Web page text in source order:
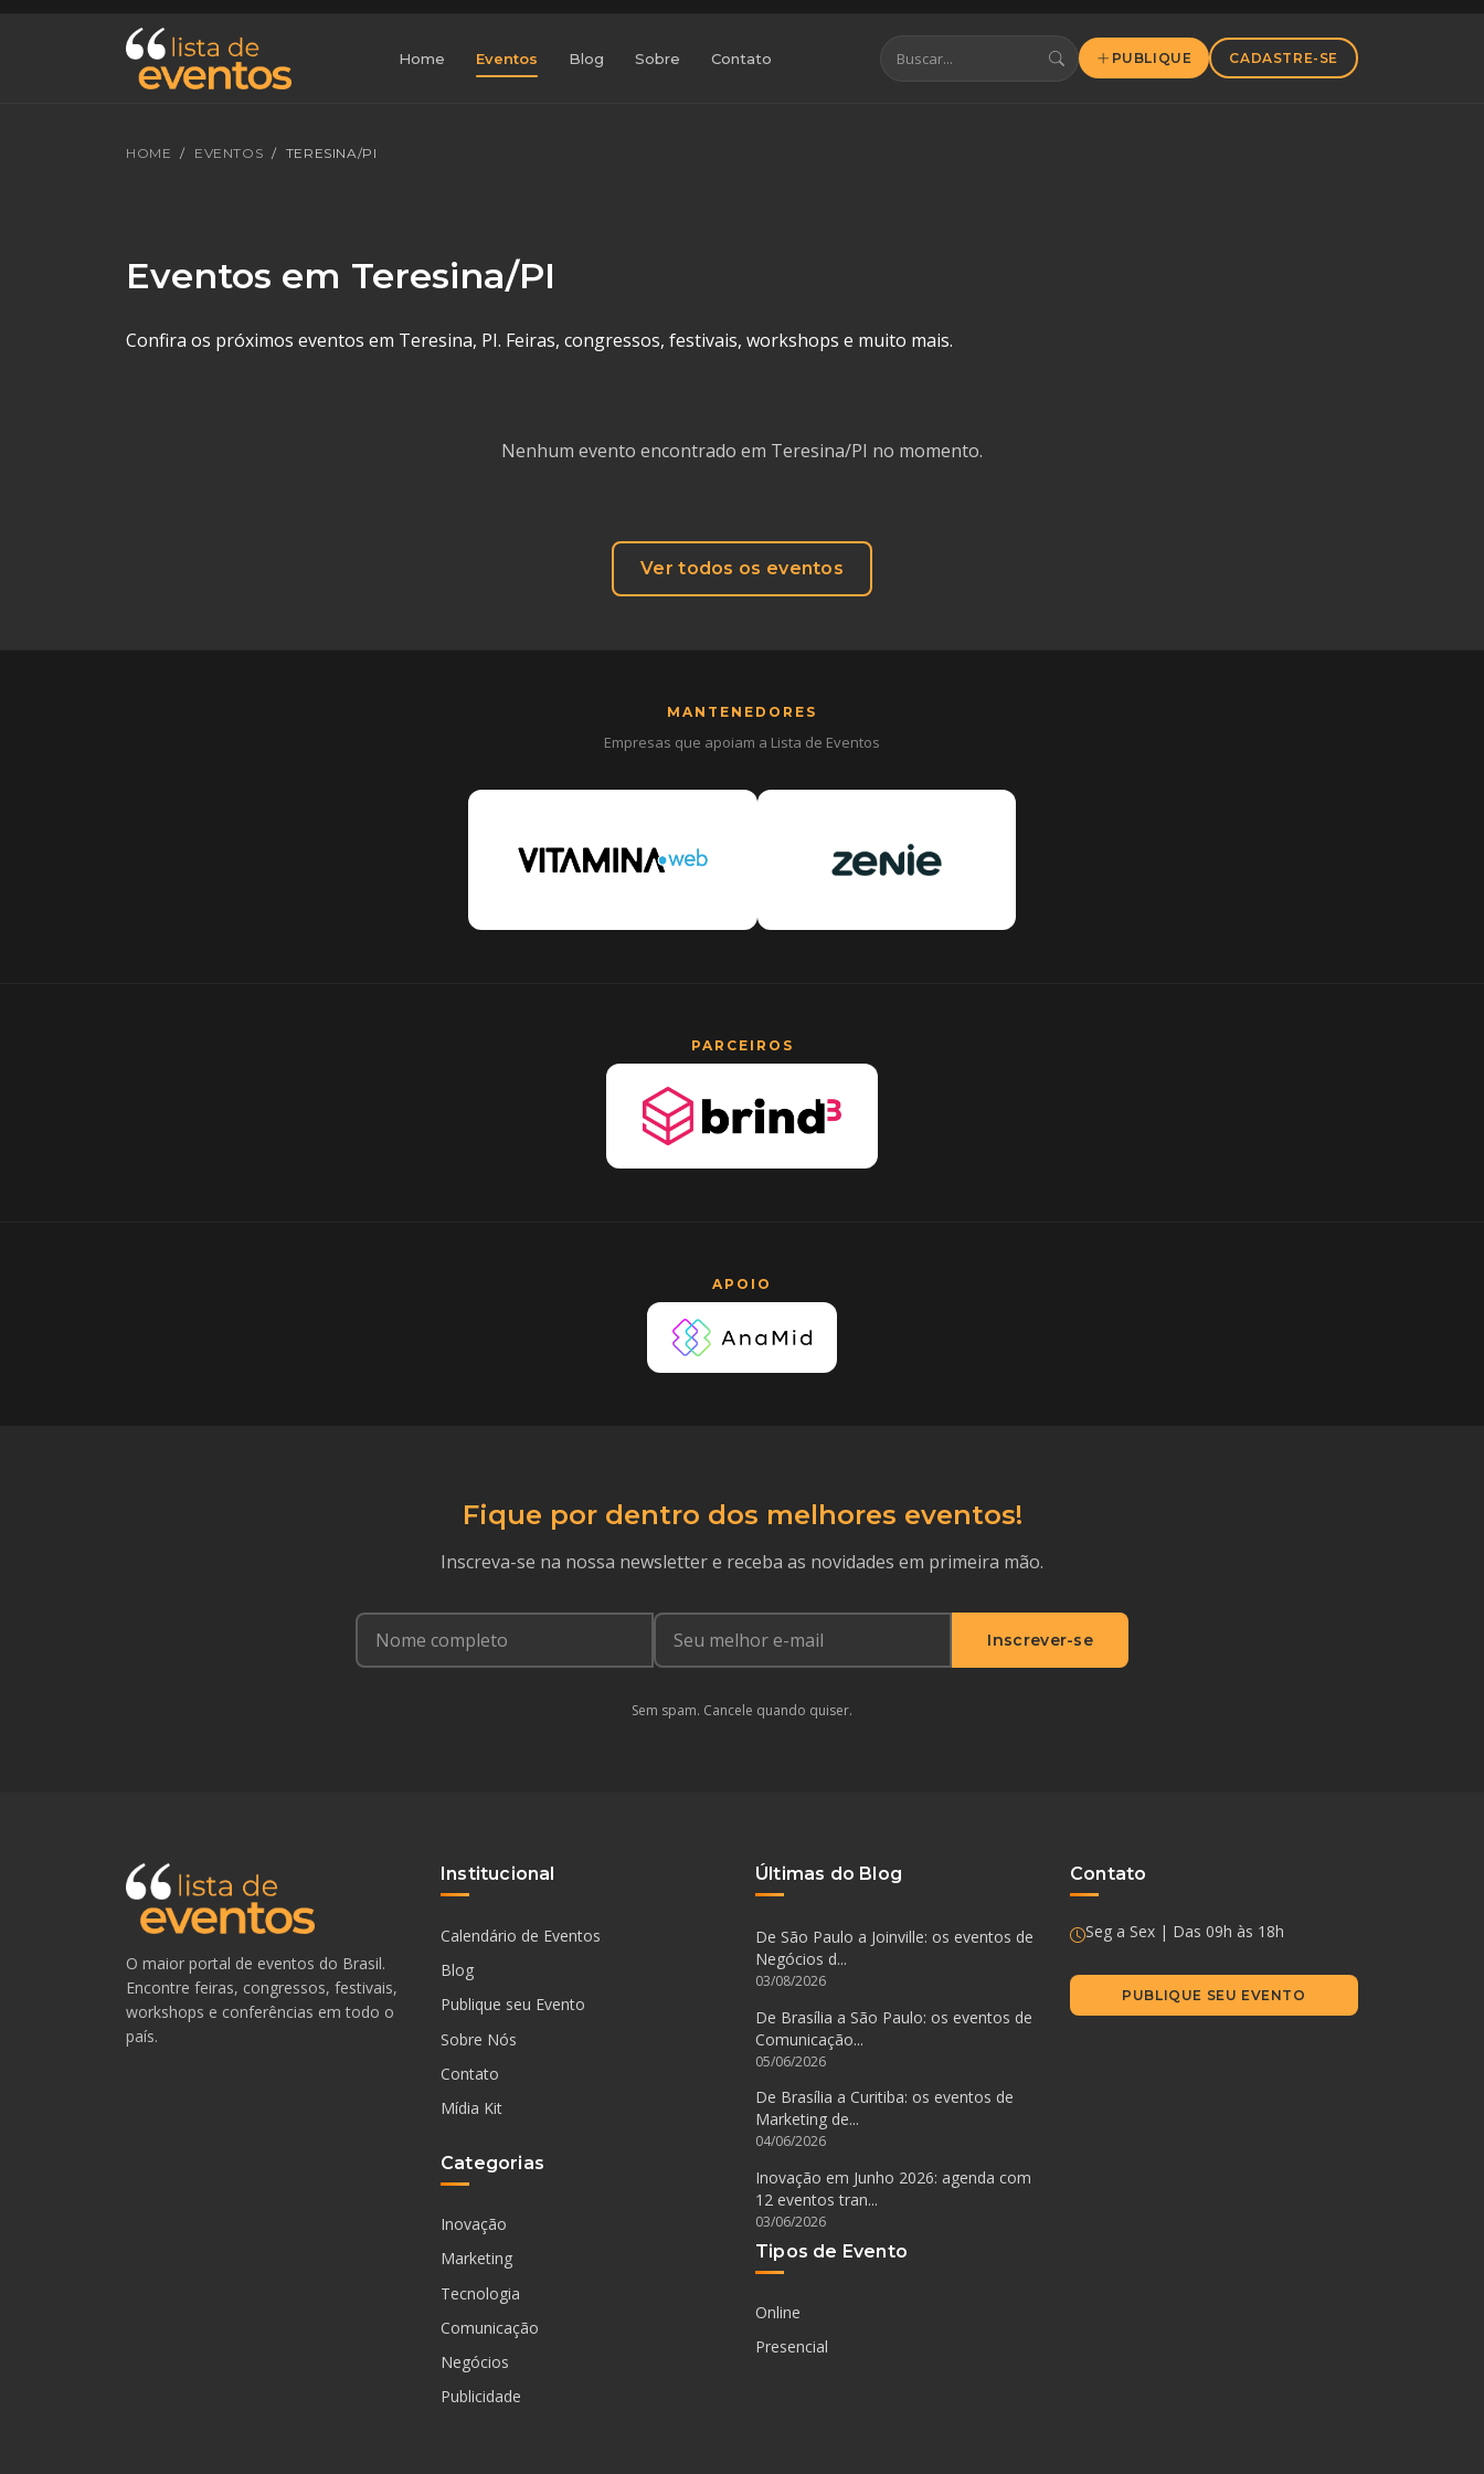
Home Eventos Blog Sobre Contato PUBLIQUE CADASTRE-SE
HOME EVENTOS TERESINA/PI
Eventos em Teresina/PI
Confira os próximos eventos em Teresina, PI. Feiras, congressos, festivais, workshops e muito mais.
Nenhum evento encontrado em Teresina/PI no momento.
Ver todos os eventos
MANTENEDORES
Empresas que apoiam a Lista de Eventos
PARCEIROS
APOIO
Fique por dentro dos melhores eventos!
Inscreva-se na nossa newsletter e receba as novidades em primeira mão.
Inscrever-se
Sem spam. Cancele quando quiser.
O maior portal de eventos do Brasil.
Encontre feiras, congressos, festivais,
workshops e conferências em todo o
país.
Institucional
Calendário de Eventos
Blog
Publique seu Evento
Sobre Nós
Contato
Mídia Kit
Categorias
Inovação
Marketing
Tecnologia
Comunicação
Negócios
Publicidade
Últimas do Blog
De São Paulo a Joinville: os eventos de
Negócios d...
03/08/2026
De Brasília a São Paulo: os eventos de
Comunicação...
05/06/2026
De Brasília a Curitiba: os eventos de
Marketing de...
04/06/2026
Inovação em Junho 2026: agenda com
12 eventos tran...
03/06/2026
Tipos de Evento
Online
Presencial
Contato
Seg a Sex | Das 09h às 18h
PUBLIQUE SEU EVENTO